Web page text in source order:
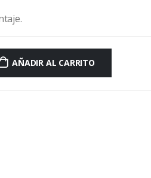
AÑADIR AL CARRITO